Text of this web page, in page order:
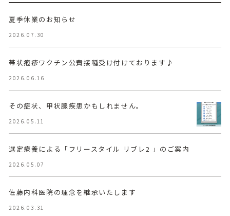
夏季休業のお知らせ
2026.07.30
帯状疱疹ワクチン公費接種受け付けております♪
2026.06.16
その症状、甲状腺疾患かもしれません。
2026.05.11
選定療養による「フリースタイル リブレ2 」のご案内
2026.05.07
佐藤内科医院の理念を継承いたします
2026.03.31